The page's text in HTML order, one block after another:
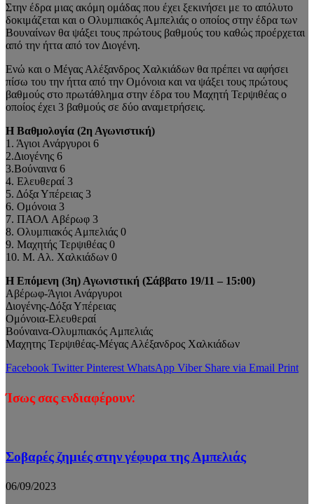
Στην έδρα μιας ακόμη ομάδας που έχει ξεκινήσει με το απόλυτο
δοκιμάζεται και ο Ολυμπιακός Αμπελιάς ο οποίος στην έδρα των
Βουναίνων θα ψάξει τους πρώτους βαθμούς του καθώς προέρχεται
από την ήττα από τον Διογένη.
Ενώ και ο Μέγας Αλέξανδρος Χαλκιάδων θα πρέπει να αφήσει
πίσω του την ήττα από την Ομόνοια και να ψάξει τους πρώτους
βαθμούς στο πρωτάθλημα στην έδρα του Μαχητή Τερψιθέας ο
οποίος έχει 3 βαθμούς σε δύο αναμετρήσεις.
Η Βαθμολογία (2η Αγωνιστική)
1. Άγιοι Ανάργυροι 6
2.Διογένης 6
3.Βούναινα 6
4. Ελευθεραί 3
5. Δόξα Υπέρειας 3
6. Ομόνοια 3
7. ΠΑΟΛ Αβέρωφ 3
8. Ολυμπιακός Αμπελιάς 0
9. Μαχητής Τερψιθέας 0
10. Μ. Αλ. Χαλκιάδων 0
Η Επόμενη (3η) Αγωνιστική (Σάββατο 19/11 – 15:00)
Αβέρωφ-Άγιοι Ανάργυροι
Διογένης-Δόξα Υπέρειας
Ομόνοια-Ελευθεραί
Βούναινα-Ολυμπιακός Αμπελιάς
Μαχητης Τερψιθέας-Μέγας Αλέξανδρος Χαλκιάδων
Facebook Twitter Pinterest WhatsApp Viber Share via Email Print
Ίσως σας ενδιαφέρουν:
Σοβαρές ζημιές στην γέφυρα της Αμπελιάς
06/09/2023